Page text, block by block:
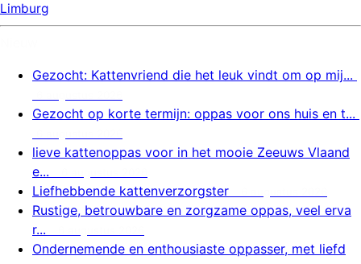
Limburg
Gezocht: Kattenvriend die het leuk vindt om op mij...
Gezocht op korte termijn: oppas voor ons huis en t...
lieve kattenoppas voor in het mooie Zeeuws Vlaand
e...
Liefhebbende kattenverzorgster
Rustige, betrouwbare en zorgzame oppas, veel erva
r...
Ondernemende en enthousiaste oppasser, met liefd